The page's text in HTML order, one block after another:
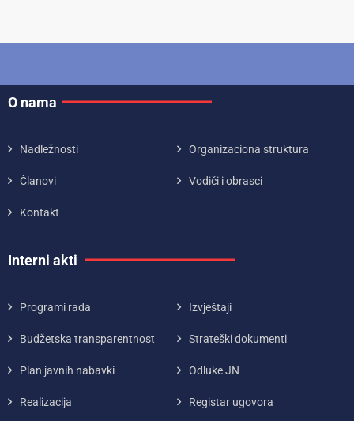
O nama
Nadležnosti Organizaciona struktura
Članovi Vodiči i obrasci
Kontakt
Interni akti
Programi rada Izvještaji
Budžetska transparentnost Strateški dokumenti
Plan javnih nabavki Odluke JN
Realizacija Registar ugovora